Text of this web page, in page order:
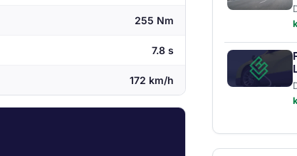
255 Nm
7.8 s
172 km/h